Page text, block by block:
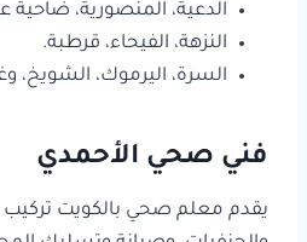
الدعية، المنصورية، ضاحية
النزهة، الفيحاء، قرطبة.
السرة، اليرموك، الشويخ،
فني صحي الأحمدي
يقدم معلم صحي بالكويت